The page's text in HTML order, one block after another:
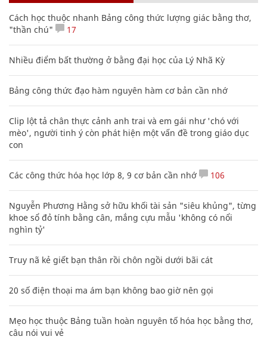
Cách học thuộc nhanh Bảng công thức lượng giác bằng thơ,
"thần chú"
17
Nhiều điểm bất thường ở bằng đại học của Lý Nhã Kỳ
Bảng công thức đạo hàm nguyên hàm cơ bản cần nhớ
Clip lột tả chân thực cảnh anh trai và em gái như 'chó với
mèo', người tinh ý còn phát hiện một vấn đề trong giáo dục
con
Các công thức hóa học lớp 8, 9 cơ bản cần nhớ 106
Nguyễn Phương Hằng sở hữu khối tài sản "siêu khủng", từng
khoe sổ đỏ tính bằng cân, mắng cựu mẫu 'không có nổi
nghìn tỷ'
Truy nã kẻ giết bạn thân rồi chôn ngồi dưới bãi cát
20 số điện thoại ma ám bạn không bao giờ nên gọi
Mẹo học thuộc Bảng tuần hoàn nguyên tố hóa học bằng thơ,
câu nói vui vẻ